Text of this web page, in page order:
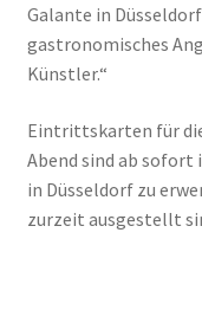
Galante in
gastronomisches
Künstler.“
Eintrittskarten für
Abend sind ab sofort
in Düsseldorf zu
zurzeit ausgestellt